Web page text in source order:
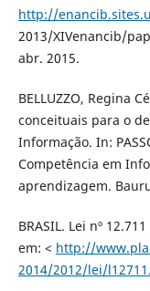
http://
2013/XIVenancib/
abr. 2015.
BELLUZZO, Regina
conceituais para o
Informação. In:
Competência em
aprendizagem.
BRASIL. Lei nº
em: < http://
2014/2012/lei/